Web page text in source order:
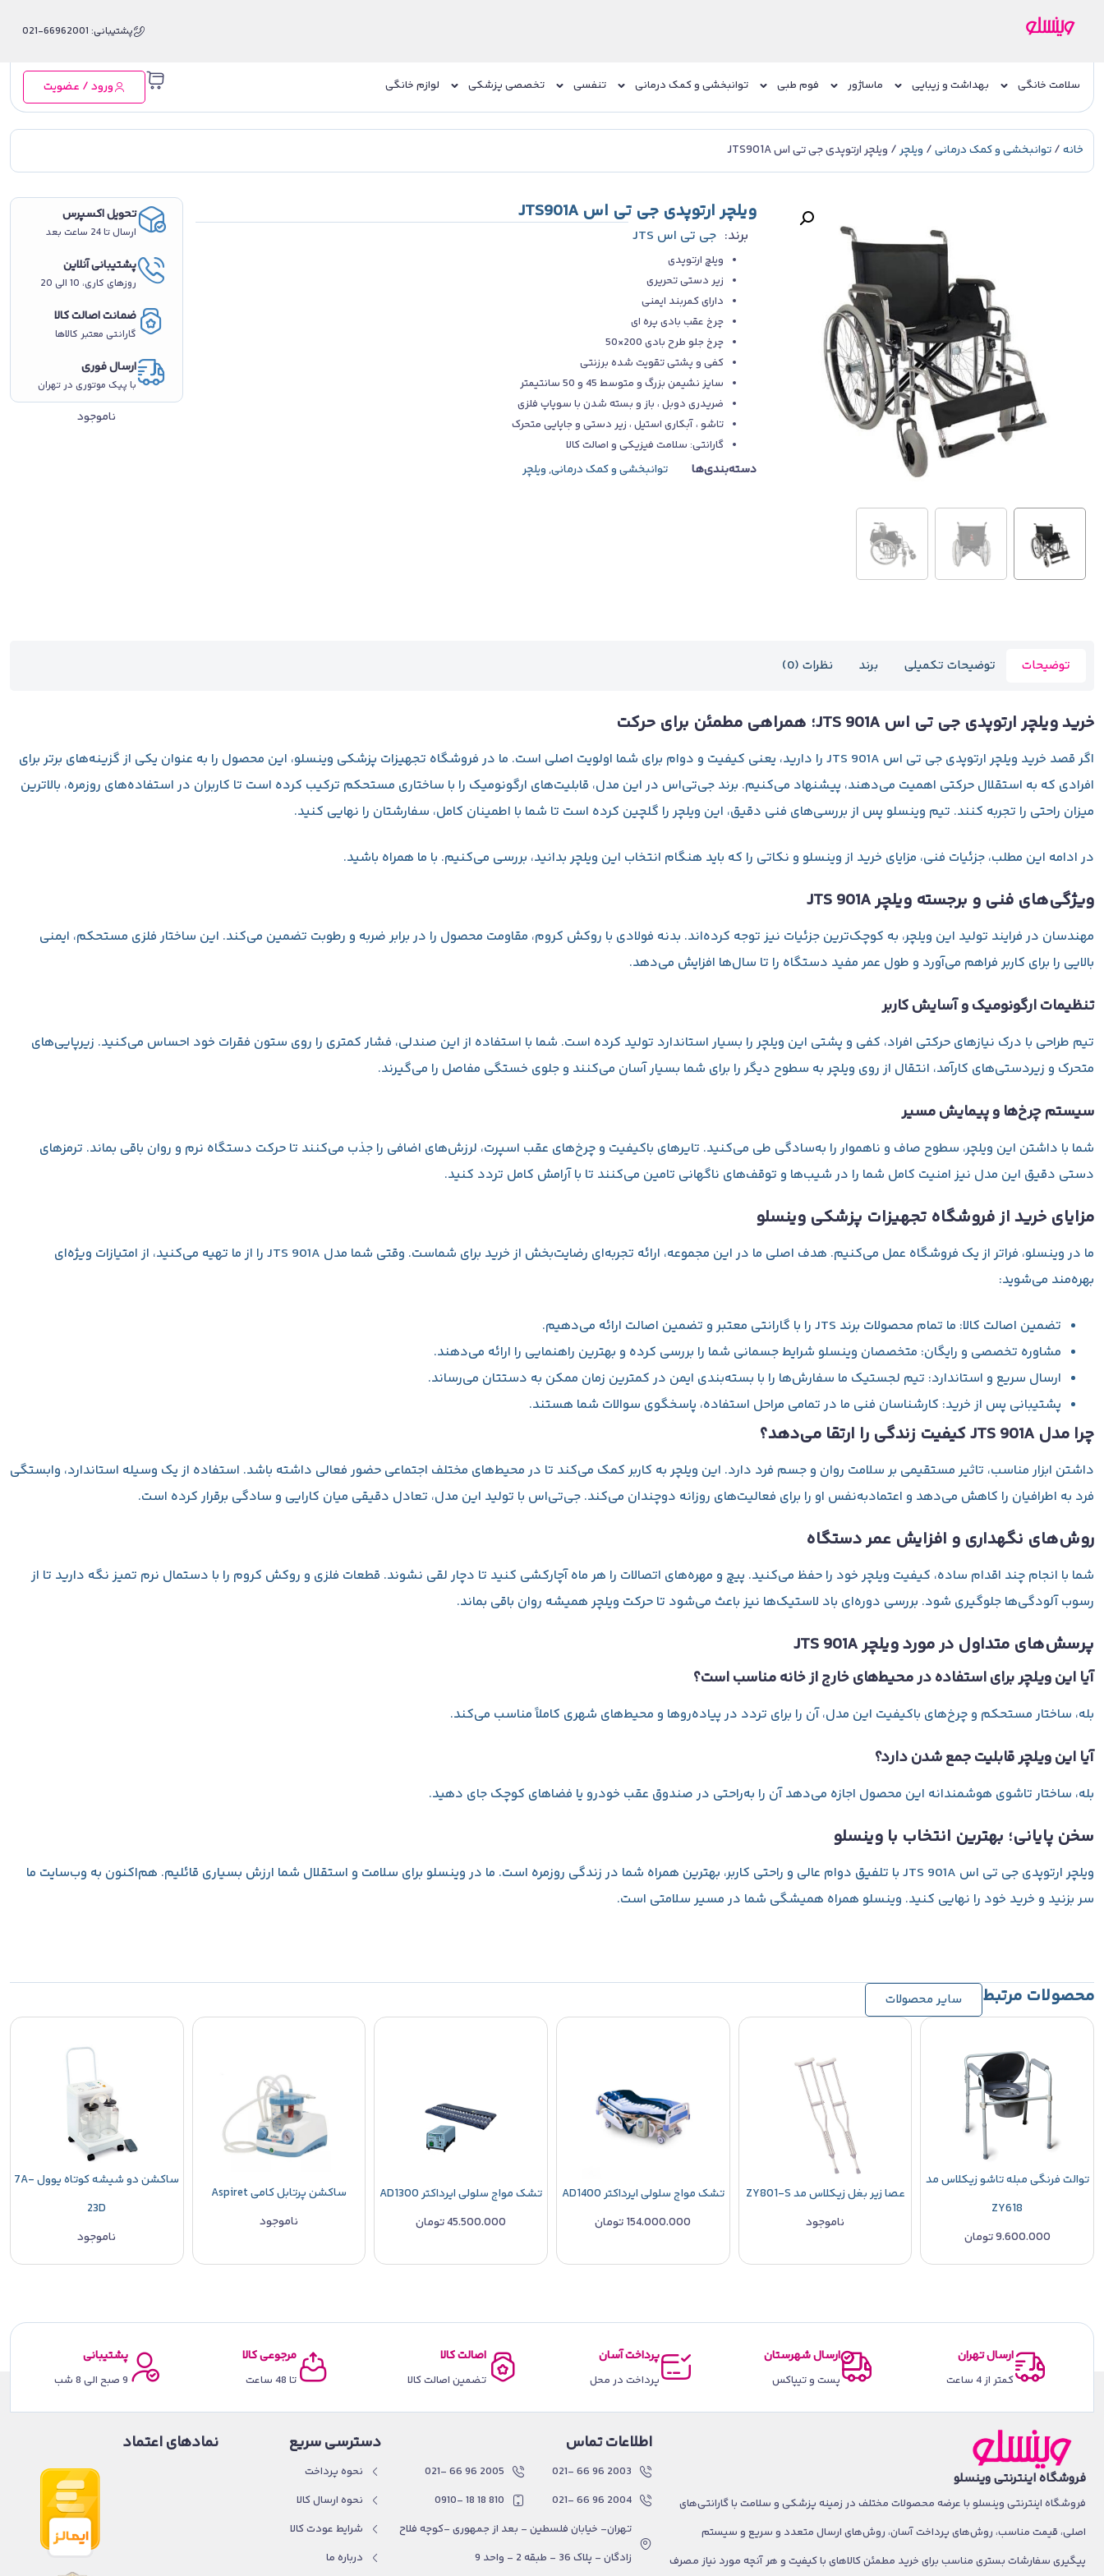
پشتیبانی: 66962001-021
سلامت خانگی بهداشت و زیبایی ماساژور فوم طبی توانبخشی و کمک درمانی تنفسی تخصصی پزشکی لوازم خانگی ورود / عضویت
خانه/توانبخشی و کمک درمانی/ ویلچر/ ویلچر ارتوپدی جی تی اس JTS901A
ویلچر ارتوپدی جی تی اس JTS901A
برند: جی تی اس JTS
ویلچ ارتوپدی
زیر دستی تحریری
دارای کمربند ایمنی
چرخ عقب بادی پره ای
چرخ جلو طرح بادی 200×50
کفی و پشتی تقویت شده برزنتی
سایز نشیمن بزرگ و متوسط 45 و 50 سانتیمتر
ضریدری دوبل ، باز و بسته شدن با سوپاپ فلزی
تاشو ، آبکاری استیل ، زیر دستی و جاپایی متحرک
گارانتی: سلامت فیزیکی و اصالت کالا
دسته‌بندی‌ها توانبخشی و کمک درمانی,ویلچر
تحویل اکسپرس
ارسال تا 24 ساعت بعد
پشتیبانی آنلاین
روزهای کاری، 10 الی 20
ضمانت اصالت کالا
گارانتی معتبر کالاها
ارسال فوری
با پیک موتوری در تهران
ناموجود
توضیحات توضیحات تکمیلی برند نظرات (0)
خرید ویلچر ارتوپدی جی تی اس JTS 901A؛ همراهی مطمئن برای حرکت
اگر قصد خرید ویلچر ارتوپدی جی تی اس
را دارید، یعنی کیفیت و دوام برای شما اولویت اصلی است. ما در فروشگاه تجهیزات پزشکی وینسلو، این محصول را به عنوان یکی از گزینه‌های برتر برای
افرادی که به استقلال حرکتی اهمیت می‌دهند، پیشنهاد می‌کنیم. برند جی‌تی‌اس در این مدل، قابلیت‌های ارگونومیک را با ساختاری مستحکم ترکیب کرده است تا کاربران در استفاده‌های روزمره، بالاترین
میزان راحتی را تجربه کنند. تیم وینسلو پس از بررسی‌های فنی دقیق، این ویلچر را گلچین کرده است تا شما با اطمینان کامل، سفارشتان را نهایی کنید.
در ادامه این مطلب، جزئیات فنی، مزایای خرید از وینسلو و نکاتی را که باید هنگام انتخاب این ویلچر بدانید، بررسی می‌کنیم. با ما همراه باشید.
ویژگی‌های فنی و برجسته ویلچر JTS 901A
مهندسان در فرایند تولید این ویلچر، به کوچک‌ترین جزئیات نیز توجه کرده‌اند. بدنه فولادی با روکش کروم، مقاومت محصول را در برابر ضربه و رطوبت تضمین می‌کند. این ساختار فلزی مستحکم، ایمنی
بالایی را برای کاربر فراهم می‌آورد و طول عمر مفید دستگاه را تا سال‌ها افزایش می‌دهد.
تنظیمات ارگونومیک و آسایش کاربر
تیم طراحی با درک نیازهای حرکتی افراد، کفی و پشتی این ویلچر را بسیار استاندارد تولید کرده است. شما با استفاده از این صندلی، فشار کمتری را روی ستون فقرات خود احساس می‌کنید. زیرپایی‌های
متحرک و زیردستی‌های کارآمد، انتقال از روی ویلچر به سطوح دیگر را برای شما بسیار آسان می‌کنند و جلوی خستگی مفاصل را می‌گیرند.
سیستم چرخ‌ها و پیمایش مسیر
شما با داشتن این ویلچر، سطوح صاف و ناهموار را به‌سادگی طی می‌کنید. تایرهای باکیفیت و چرخ‌های عقب اسپرت، لرزش‌های اضافی را جذب می‌کنند تا حرکت دستگاه نرم و روان باقی بماند. ترمزهای
دستی دقیق این مدل نیز امنیت کامل شما را در شیب‌ها و توقف‌های ناگهانی تامین می‌کنند تا با آرامش کامل تردد کنید.
مزایای خرید از فروشگاه تجهیزات پزشکی وینسلو
ما در وینسلو، فراتر از یک فروشگاه عمل می‌کنیم. هدف اصلی ما در این مجموعه، ارائه تجربه‌ای رضایت‌بخش از خرید برای شماست. وقتی شما مدل JTS 901A را از ما تهیه می‌کنید، از امتیازات ویژه‌ای
بهره‌مند می‌شوید:
تضمین اصالت کالا: ما تمام محصولات برند JTS را با گارانتی معتبر و تضمین اصالت ارائه می‌دهیم.
مشاوره تخصصی و رایگان: متخصصان وینسلو شرایط جسمانی شما را بررسی کرده و بهترین راهنمایی را ارائه می‌دهند.
ارسال سریع و استاندارد: تیم لجستیک ما سفارش‌ها را با بسته‌بندی ایمن در کمترین زمان ممکن به دستتان می‌رساند.
پشتیبانی پس از خرید: کارشناسان فنی ما در تمامی مراحل استفاده، پاسخگوی سوالات شما هستند.
چرا مدل JTS 901A کیفیت زندگی را ارتقا می‌دهد؟
داشتن ابزار مناسب، تاثیر مستقیمی بر سلامت روان و جسم فرد دارد. این ویلچر به کاربر کمک می‌کند تا در محیط‌های مختلف اجتماعی حضور فعالی داشته باشد. استفاده از یک وسیله استاندارد، وابستگی
فرد به اطرافیان را کاهش می‌دهد و اعتمادبه‌نفس او را برای فعالیت‌های روزانه دوچندان می‌کند. جی‌تی‌اس با تولید این مدل، تعادل دقیقی میان کارایی و سادگی برقرار کرده است.
روش‌های نگهداری و افزایش عمر دستگاه
شما با انجام چند اقدام ساده، کیفیت ویلچر خود را حفظ می‌کنید. پیچ و مهره‌های اتصالات را هر ماه آچارکشی کنید تا دچار لقی نشوند. قطعات فلزی و روکش کروم را با دستمال نرم تمیز نگه دارید تا از
رسوب آلودگی‌ها جلوگیری شود. بررسی دوره‌ای باد لاستیک‌ها نیز باعث می‌شود تا حرکت ویلچر همیشه روان باقی بماند.
پرسش‌های متداول در مورد ویلچر JTS 901A
آیا این ویلچر برای استفاده در محیط‌های خارج از خانه مناسب است؟
بله، ساختار مستحکم و چرخ‌های باکیفیت این مدل، آن را برای تردد در پیاده‌روها و محیط‌های شهری کاملاً مناسب می‌کند.
آیا این ویلچر قابلیت جمع شدن دارد؟
بله، ساختار تاشوی هوشمندانه این محصول اجازه می‌دهد آن را به‌راحتی در صندوق عقب خودرو یا فضاهای کوچک جای دهید.
سخن پایانی؛ بهترین انتخاب با وینسلو
ویلچر ارتوپدی جی تی اس JTS 901A با تلفیق دوام عالی و راحتی کاربر، بهترین همراه شما در زندگی روزمره است. ما در وینسلو برای سلامت و استقلال شما ارزش بسیاری قائلیم. هم‌اکنون به وب‌سایت ما
سر بزنید و خرید خود را نهایی کنید. وینسلو همراه همیشگی شما در مسیر سلامتی است.
محصولات مرتبط سایر محصولات
توالت فرنگی مبله تاشو زیکلاس مد
ZY618
9.600.000تومان
عصا زیر بغل زیکلاس مد ZY801-S
ناموجود
تشک مواج سلولی ایرداکتر AD1400
154.000.000تومان
تشک مواج سلولی ایرداکتر AD1300
45.500.000تومان
ساکشن پرتابل کامی Aspiret
ناموجود
ساکشن دو شیشه کوتاه یوول 7A-
23D
ناموجود
ارسال تهران
کمتر از 4 ساعت
ارسال شهرستان
پست و تیپاکس
پرداخت آسان
پرداخت در محل
اصالت کالا
تضمین اصالت کالا
مرجوعی کالا
تا 48 ساعت
پشتیبانی
9 صبح الی 8 شب
فروشگاه اینترنتی وینسلو
فروشگاه اینترنتی وینسلو با عرضه محصولات مختلف در زمینه پزشکی و سلامت با گارانتی‌های
اصلی، قیمت مناسب، روش‌های پرداخت آسان، روش‌های ارسال متعدد و سریع و سیستم
پیگیری سفارشات بستری مناسب برای خرید مطمئن کالاهای با کیفیت و هر آنچه مورد نیاز مصرف
اطلاعات تماس
2003 96 66 -021
2004 96 66 -021
2005 96 66 -021
810 18 18 -0910
تهران- خیابان فلسطین - بعد از جمهوری -کوچه فلاح
زادگان - پلاک 36 - طبقه 2 - واحد 9
دسترسی سریع
نحوه پرداخت
نحوه ارسال کالا
شرایط عودت کالا
درباره ما
نمادهای اعتماد